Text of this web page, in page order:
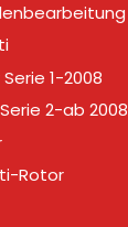
1-2008
2-ab 2008
Rotor